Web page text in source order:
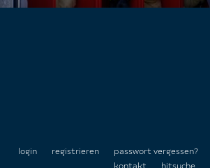
login registrieren passwort vergessen?
kontakt
hitsuche